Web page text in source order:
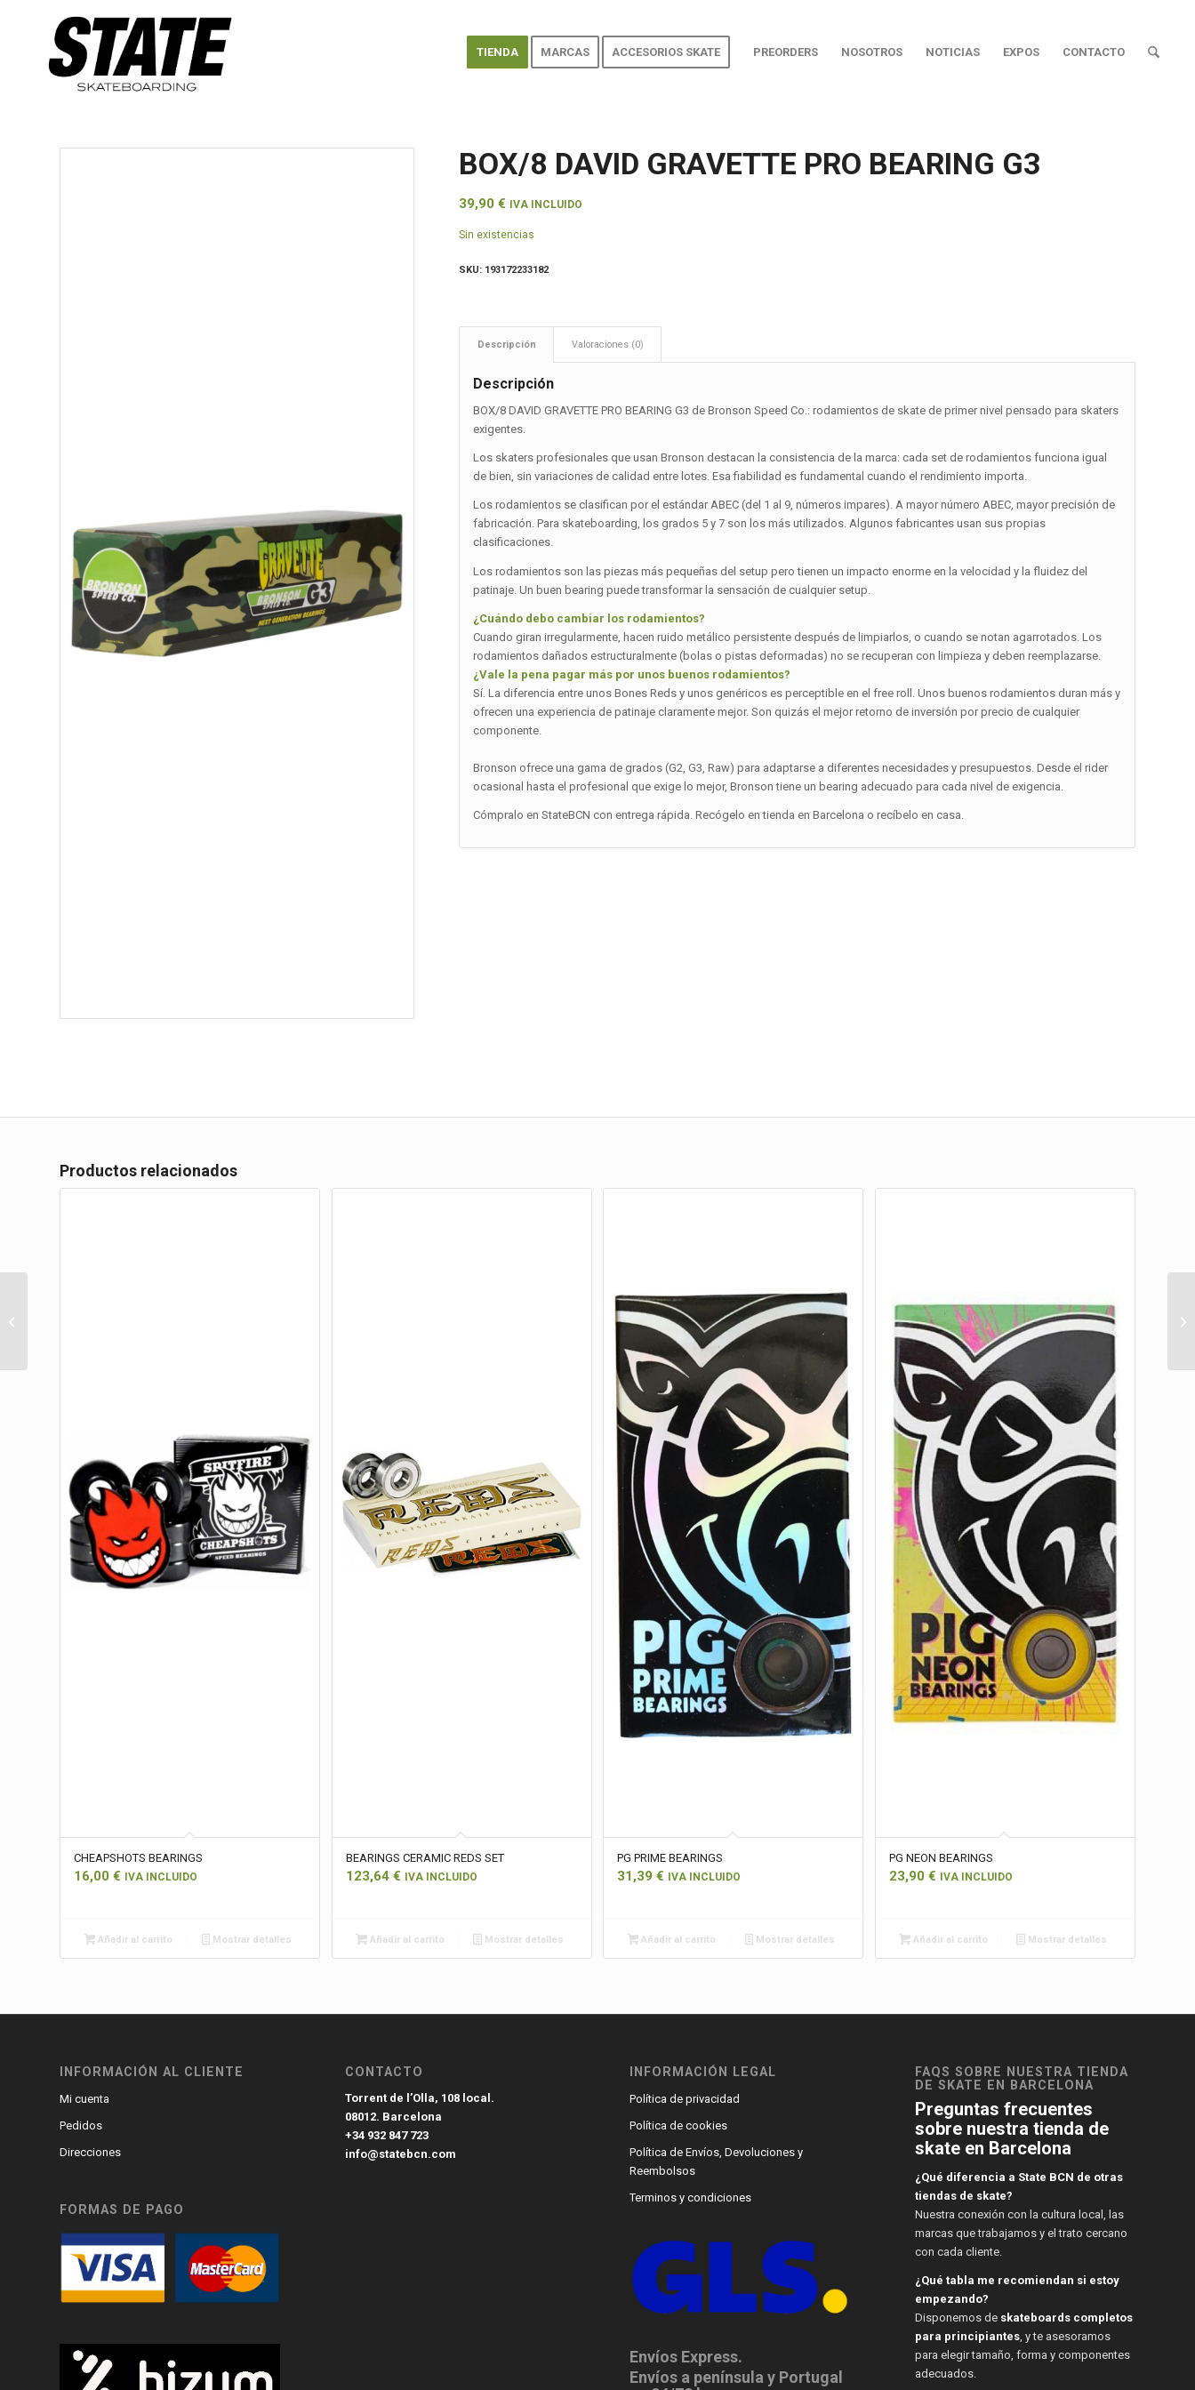
TIENDA MARCAS ACCESORIOS SKATE PREORDERS NOSOTROS NOTICIAS EXPOS CONTACTO
BOX/8 DAVID GRAVETTE PRO BEARING G3
39,90€ IVA INCLUIDO
Sin existencias
SKU: 193172233182
Descripción Valoraciones (0)
Descripción
BOX/8 DAVID GRAVETTE PRO BEARING G3 de Bronson Speed Co.: rodamientos de skate de primer nivel pensado para skaters
exigentes.
Los skaters profesionales que usan Bronson destacan la consistencia de la marca: cada set de rodamientos funciona igual
de bien, sin variaciones de calidad entre lotes. Esa fiabilidad es fundamental cuando el rendimiento importa.
Los rodamientos se clasifican por el estándar ABEC (del 1 al 9, números impares). A mayor número ABEC, mayor precisión de
fabricación. Para skateboarding, los grados 5 y 7 son los más utilizados. Algunos fabricantes usan sus propias
clasificaciones.
Los rodamientos son las piezas más pequeñas del setup pero tienen un impacto enorme en la velocidad y la fluidez del
patinaje. Un buen bearing puede transformar la sensación de cualquier setup.
¿Cuándo debo cambiar los rodamientos?
Cuando giran irregularmente, hacen ruido metálico persistente después de limpiarlos, o cuando se notan agarrotados. Los
rodamientos dañados estructuralmente (bolas o pistas deformadas) no se recuperan con limpieza y deben reemplazarse.
¿Vale la pena pagar más por unos buenos rodamientos?
Sí. La diferencia entre unos Bones Reds y unos genéricos es perceptible en el free roll. Unos buenos rodamientos duran más y
ofrecen una experiencia de patinaje claramente mejor. Son quizás el mejor retorno de inversión por precio de cualquier
componente.
Bronson ofrece una gama de grados (G2, G3, Raw) para adaptarse a diferentes necesidades y presupuestos. Desde el rider
ocasional hasta el profesional que exige lo mejor, Bronson tiene un bearing adecuado para cada nivel de exigencia.
Cómpralo en StateBCN con entrega rápida. Recógelo en tienda en Barcelona o recíbelo en casa.
Productos relacionados
CHEAPSHOTS BEARINGS
16,00 € IVA INCLUIDO
Añadir al carrito Mostrar detalles
BEARINGS CERAMIC REDS SET
123,64 € IVA INCLUIDO
Añadir al carrito Mostrar detalles
PG PRIME BEARINGS
31,39€ IVA INCLUIDO
Añadir al carrito Mostrar detalles
PG NEON BEARINGS
23,90 € IVA INCLUIDO
Añadir al carrito Mostrar detalles
INFORMACIÓN AL CLIENTE
Mi cuenta
Pedidos
Direcciones
FORMAS DE PAGO
CONTACTO
Torrent de l’Olla, 108 local.
08012. Barcelona
+34 932 847 723
info@statebcn.com
INFORMACIÓN LEGAL
Política de privacidad
Política de cookies
Política de Envíos, Devoluciones y
Reembolsos
Terminos y condiciones
Envíos Express.
Envíos a península y Portugal
FAQS SOBRE NUESTRA TIENDA
DE SKATE EN BARCELONA
Preguntas frecuentes
sobre nuestra tienda de
skate en Barcelona
¿Qué diferencia a State BCN de otras
tiendas de skate?
Nuestra conexión con la cultura local, las
marcas que trabajamos y el trato cercano
con cada cliente.
¿Qué tabla me recomiendan si estoy
empezando?
Disponemos de skateboards completos
para principiantes, y te asesoramos
para elegir tamaño, forma y componentes
adecuados.